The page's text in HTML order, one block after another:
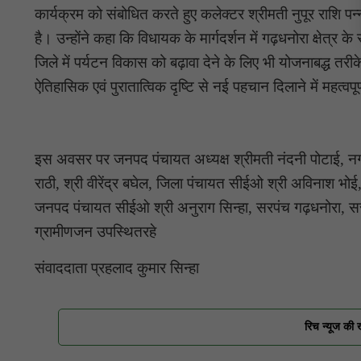
कार्यक्रम को संबोधित करते हुए कलेक्टर श्रीमती नुपूर राशि
है। उन्होंने कहा कि विधायक के मार्गदर्शन में गढ़धनोरा क्षेत्र
जिले में पर्यटन विकास को बढ़ावा देने के लिए भी योजनाबद्ध
ऐतिहासिक एवं पुरातात्विक दृष्टि से नई पहचान दिलाने में
इस अवसर पर जनपद पंचायत अध्यक्ष श्रीमती नंदनी पोटाई,
राठी, श्री वीरेंद्र बघेल, जिला पंचायत सीईओ श्री अविनाश
जनपद पंचायत सीईओ श्री अनुराग सिन्हा, सरपंच गढ़धनोरा,
ग्रामीणजन उपस्थितरहे
संवाददाता प्रहलाद कुमार सिन्हा
रिच न्यूज की